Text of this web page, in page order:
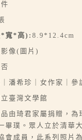
*寬*高): 8.9*12.4cm
影像(圖片)
否
潘希珍｜女作家｜
立臺灣文學館
由琦君家屬捐贈，
畢璞。眾人立於清華
會成員，此系列照片